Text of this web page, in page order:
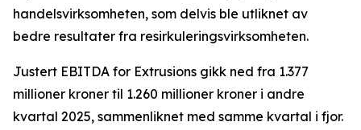
handelsvirksomheten, som delvis ble utliknet av
bedre resultater fra resirkuleringsvirksomheten.
Justert EBITDA for Extrusions gikk ned fra 1.377
millioner kroner til 1.260 millioner kroner i andre
kvartal 2025, sammenliknet med samme kvartal i fjor.